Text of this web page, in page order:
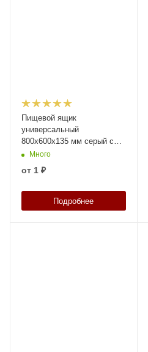
Пищевой ящик
универсальный
800х600х135 мм серый с
перфорированными
стенками и дном
Много
от 1 ₽
Подробнее